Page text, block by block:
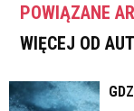
POWIĄZANE
WIĘCEJ OD